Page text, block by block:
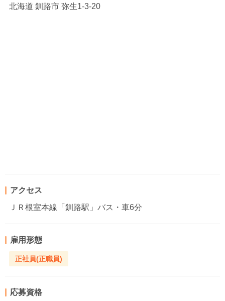
北海道 釧路市 弥生1-3-20
アクセス
ＪＲ根室本線「釧路駅」バス・車6分
雇用形態
正社員(正職員)
応募資格